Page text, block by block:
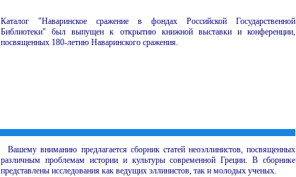
Каталог "Наваринское сражение в фондах Российской Государственной
Библиотеки" был выпущен к открытию книжной выставки и конференции,
посвященных 180-летию Наваринского сражения.
Вашемувниманию предлагается сборник статей неоэллинистов, посвященных
различным проблемам истории и культуры современной Греции. В сборнике
представлены исследования как ведущих эллинистов, так и молодых ученых.